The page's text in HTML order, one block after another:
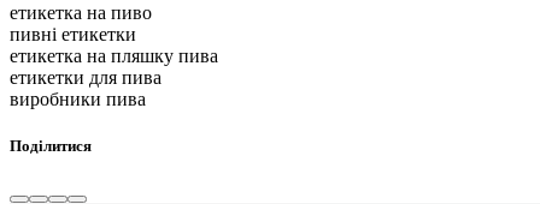
етикетка на пиво
пивні етикетки
етикетка на пляшку пива
етикетки для пива
виробники пива
Поділитися